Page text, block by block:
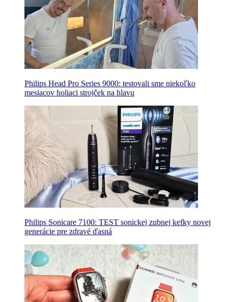
Philips Head Pro Series 9000: testovali sme niekoľko
mesiacov holiaci strojček na hlavu
Philips Sonicare 7100: TEST sonickej zubnej kefky novej
generácie pre zdravé ďasná